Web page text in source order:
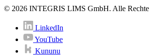
© 2026 INTEGRIS LIMS GmbH. Alle Rechte
LinkedIn
YouTube
Kununu